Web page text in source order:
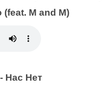
M and M)
Нас Нет